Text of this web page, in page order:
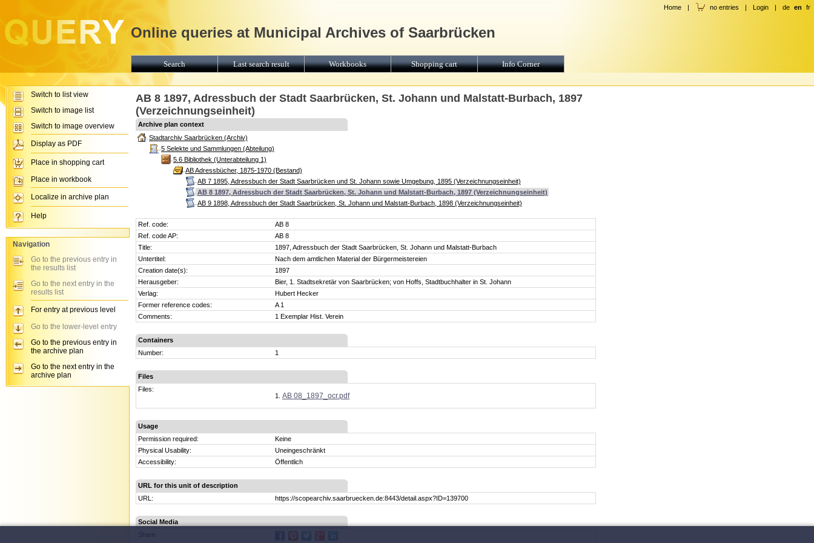
AB 8 1897, Adressbuch der Stadt Saarbrücken, St. Johann und Malstatt-Burbach, 1897
(Verzeichnungseinheit)
Archive plan context
Stadtarchiv Saarbrücken (Archiv)
5 Selekte und Sammlungen (Abteilung)
5.6 Bibliothek (Unterabteilung 1)
AB Adressbücher, 1875-1970 (Bestand)
AB 7 1895, Adressbuch der Stadt Saarbrücken und St. Johann sowie Umgebung, 1895 (Verzeichnungseinheit)
AB 8 1897, Adressbuch der Stadt Saarbrücken, St. Johann und Malstatt-Burbach, 1897 (Verzeichnungseinheit)
AB 9 1898, Adressbuch der Stadt Saarbrücken, St. Johann und Malstatt-Burbach, 1898 (Verzeichnungseinheit)
Ref. code:
AB 8
Ref. code AP:
AB 8
Title:
1897, Adressbuch der Stadt Saarbrücken, St. Johann und Malstatt-Burbach
Untertitel:
Nach dem amtlichen Material der Bürgermeistereien
Creation date(s):
1897
Herausgeber:
Bier, 1. Stadtsekretär von Saarbrücken; von Hoffs, Stadtbuchhalter in St. Johann
Verlag:
Hubert Hecker
Former reference codes:
A 1
Comments:
1 Exemplar Hist. Verein
Containers
Number:
1
Files
Files:
AB 08_1897_ocr.pdf
Usage
Permission required:
Keine
Physical Usability:
Uneingeschränkt
Accessibility:
Öffentlich
URL for this unit of description
URL:
https://scopearchiv.saarbruecken.de:8443/detail.aspx?ID=139700
Social Media
Share
Home | no entries | Login | de en fr
Online queries at Municipal Archives of Saarbrücken
Search Last search result Workbooks Shopping cart Info Corner
Switch to list view
Switch to image list
Switch to image overview
Display as PDF
Place in shopping cart
Place in workbook
Localize in archive plan
Help
Navigation
Go to the previous entry in
the results list
Go to the next entry in the
results list
For entry at previous level
Go to the lower-level entry
Go to the previous entry in
the archive plan
Go to the next entry in the
archive plan